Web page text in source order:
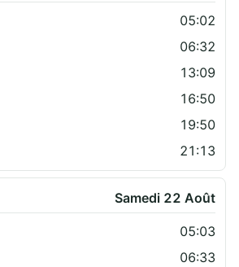
05:02
06:32
13:09
16:50
19:50
21:13
Samedi 22 Août
05:03
06:33